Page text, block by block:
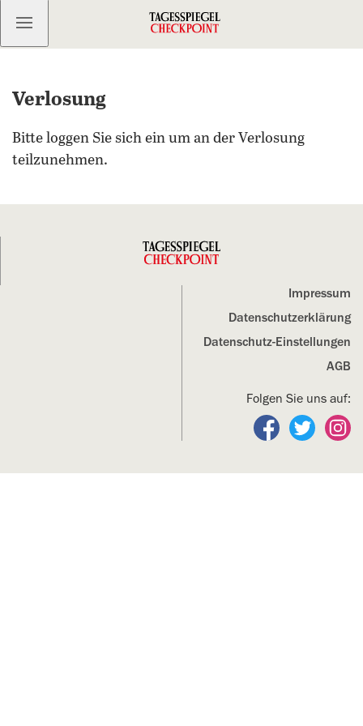
Kostenlos anmelden
Verlosung
Bitte loggen Sie sich ein um an der Verlosung
teilzunehmen.
Impressum
Datenschutz­erklärung
Datenschutz-Einstellungen
AGB
Folgen Sie uns auf:
Folgen Sie